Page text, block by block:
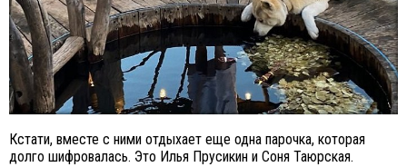
Кстати, вместе с ними отдыхает еще одна парочка, которая
долго шифровалась. Это Илья Прусикин и Соня Таюрская.